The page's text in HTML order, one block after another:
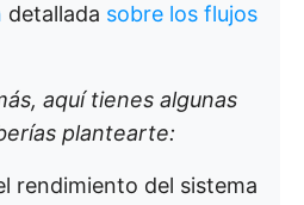
detallada sobre los flujos
aquí tienes algunas
plantearte:
rendimiento del sistema